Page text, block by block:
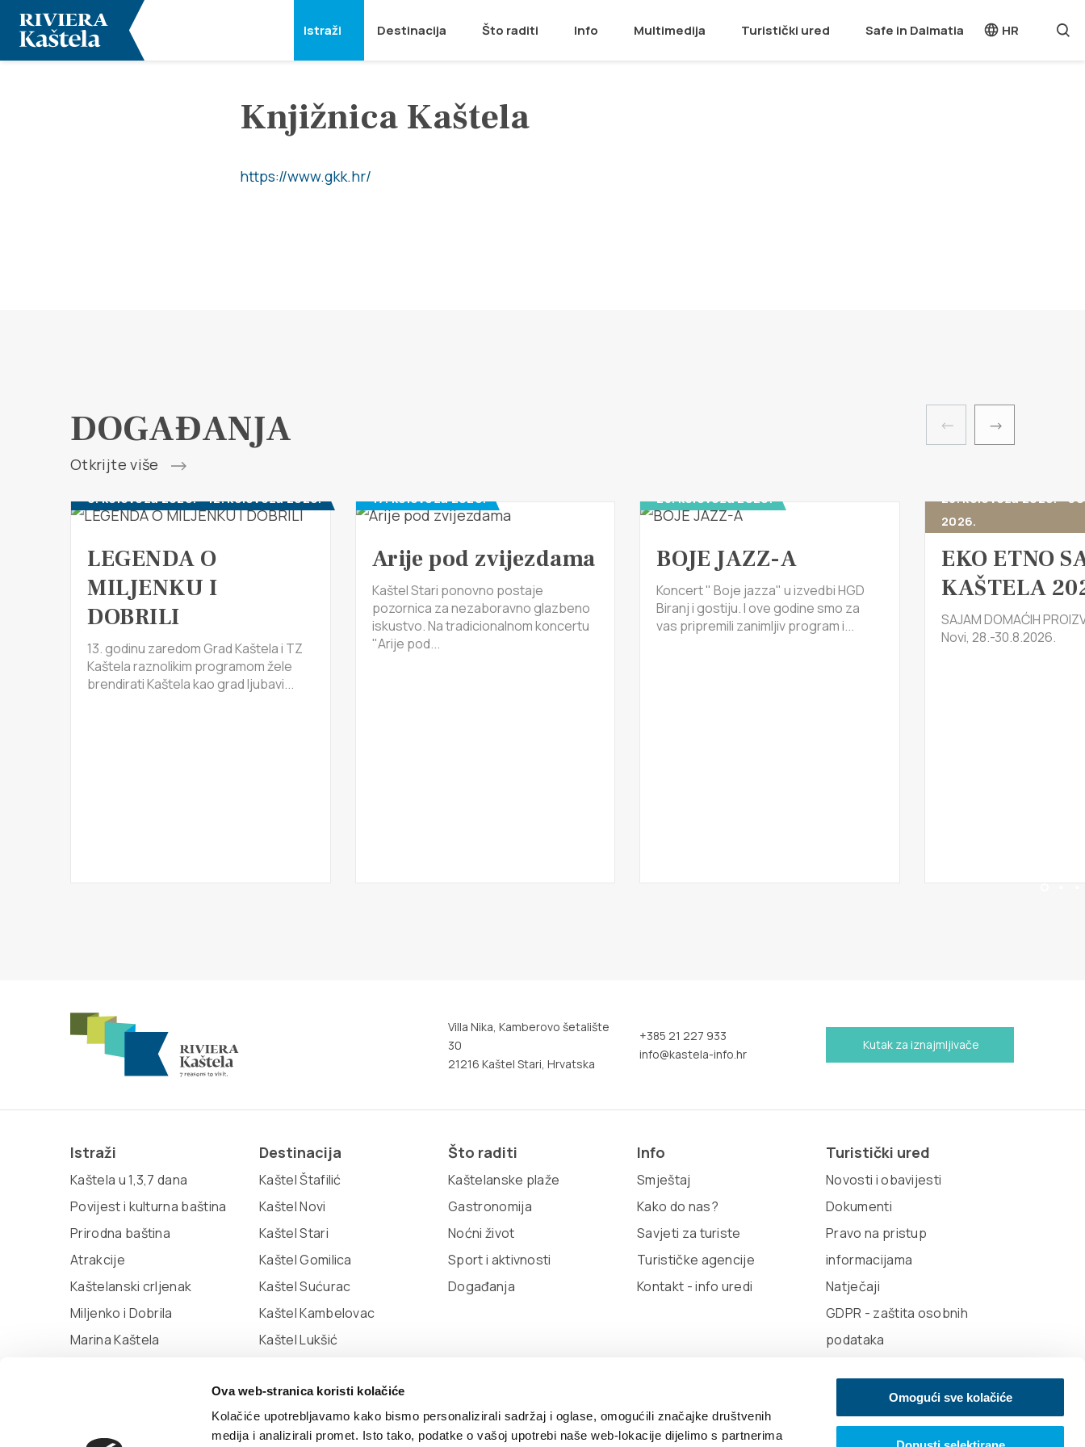
Ova web-stranica koristi kolačiće
Kolačiće upotrebljavamo kako bismo personalizirali sadržaj i oglase, omogućili značajke društvenih
medija i analizirali promet. Isto tako, podatke o vašoj upotrebi naše web-lokacije dijelimo s partnerima
Omogući sve kolačiće
Istraži Destinacija Što raditi Info Multimedija Turistički ured Safe in Dalmatia HR
Knjižnica Kaštela
https://www.gkk.hr/
DOGAĐANJA
Otkrijte više
6. kolovoza 2026. - 12. kolovoza 2026.
LEGENDA O
MILJENKU I
DOBRILI
13. godinu zaredom Grad Kaštela i TZ
Kaštela raznolikim programom žele
brendirati Kaštela kao grad ljubavi...
17. kolovoza 2026.
Arije pod zvijezdama
Kaštel Stari ponovno postaje
pozornica za nezaboravno glazbeno
iskustvo. Na tradicionalnom koncertu
"Arije pod...
28. kolovoza 2026.
BOJE JAZZ-A
Koncert " Boje jazza" u izvedbi HGD
Biranj i gostiju. I ove godine smo za
vas pripremili zanimljiv program i...
28. kolovoza 2026. -
2026.
EKO ETNO
KAŠTELA
SAJAM DOMAĆIH
Novi, 28.-30.8.2026.
Villa Nika, Kamberovo šetalište
30
21216 Kaštel Stari, Hrvatska
+385 21 227 933
info@kastela-info.hr
Kutak za iznajmljivače
Istraži
Kaštela u 1,3,7 dana
Povijest i kulturna baština
Prirodna baština
Atrakcije
Kaštelanski crljenak
Miljenko i Dobrila
Marina Kaštela
Destinacija
Kaštel Štafilić
Kaštel Novi
Kaštel Stari
Kaštel Gomilica
Kaštel Sućurac
Kaštel Kambelovac
Kaštel Lukšić
Što raditi
Kaštelanske plaže
Gastronomija
Noćni život
Sport i aktivnosti
Događanja
Info
Smještaj
Kako do nas?
Savjeti za turiste
Turističke agencije
Kontakt - info uredi
Turistički ured
Novosti i obavijesti
Dokumenti
Pravo na pristup
informacijama
Natječaji
GDPR - zaštita osobnih
podataka